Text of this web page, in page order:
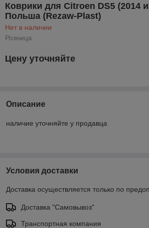
Коврики для Citroen DS5 (2014
Польша (Rezaw-Plast)
Нет в наличии
Розница
Цену уточняйте
Описание
наличие уточняйте у продавца
Условия доставки
Доставка осуществляется только по
Доставка "Самовывоз"
Транспортная компания